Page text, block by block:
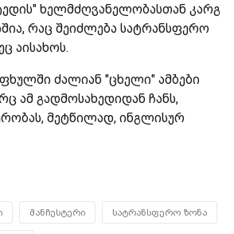
ხელმძღვანელობასთან კარგ
რაც შეიძლება სატრანსფერო
აისახოს.
ძალიან "ცხელი" ამბები
ამ გადმოსახედიდან ჩანს,
მეტწილად, ინგლისურ
მანჩესტერი სატრანსფერო ზონა